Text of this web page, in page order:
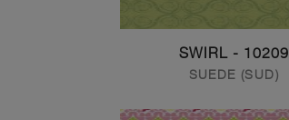
10209 - SWIRL
SUEDE (SUD)